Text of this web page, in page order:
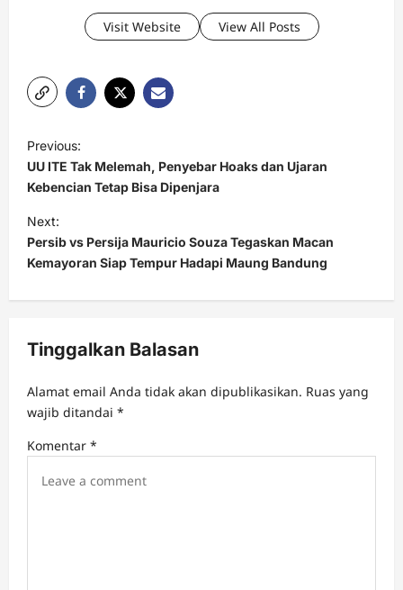
Visit Website View All Posts
o
s
t
n
a
v
g
a
t
i
Previous:
UU ITE Tak Melemah, Penyebar Hoaks dan Ujaran
Kebencian Tetap Bisa Dipenjara
Next:
Persib vs Persija Mauricio Souza Tegaskan Macan
Kemayoran Siap Tempur Hadapi Maung Bandung
Tinggalkan Balasan
Alamat email Anda tidak akan dipublikasikan. Ruas yang
wajib ditandai *
Komentar *